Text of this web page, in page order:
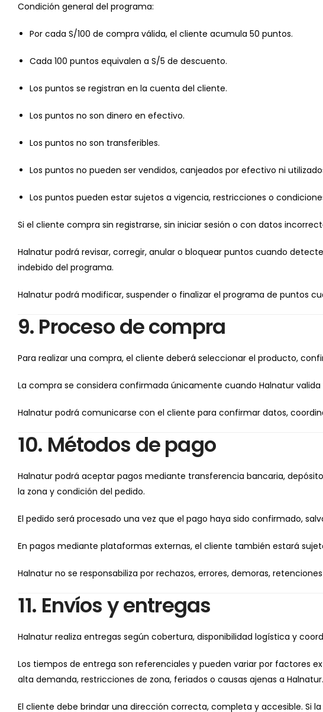
Condición general del programa:
Por cada S/100 de compra válida, el cliente acumula 50 puntos.
Cada 100 puntos equivalen a S/5 de descuento.
Los puntos se registran en la cuenta del cliente.
Los puntos no son dinero en efectivo.
Los puntos no son transferibles.
Los puntos no pueden ser vendidos, canjeados por efectivo ni
Los puntos pueden estar sujetos a vigencia, restricciones o
Si el cliente compra sin registrarse, sin iniciar sesión o con datos
Halnatur podrá revisar, corregir, anular o bloquear puntos cuando
indebido del programa.
Halnatur podrá modificar, suspender o finalizar el programa de puntos
9. Proceso de compra
Para realizar una compra, el cliente deberá seleccionar el producto,
La compra se considera confirmada únicamente cuando Halnatur
Halnatur podrá comunicarse con el cliente para confirmar datos,
10. Métodos de pago
Halnatur podrá aceptar pagos mediante transferencia bancaria,
la zona y condición del pedido.
El pedido será procesado una vez que el pago haya sido confirmado,
En pagos mediante plataformas externas, el cliente también estará
Halnatur no se responsabiliza por rechazos, errores, demoras,
11. Envíos y entregas
Halnatur realiza entregas según cobertura, disponibilidad logística y
Los tiempos de entrega son referenciales y pueden variar por factores
alta demanda, restricciones de zona, feriados o causas ajenas a Halnatur.
El cliente debe brindar una dirección correcta, completa y accesible. Si